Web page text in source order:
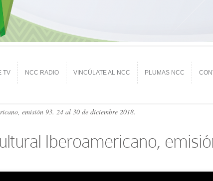
TV NCC RADIO VINCÚLATE AL NCC PLUMAS NCC
emisión 93. 24 al 30 de diciembre 2018.
Iberoamericano,